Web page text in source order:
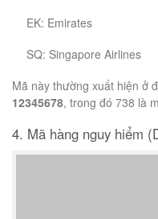
EK: Emirates
SQ: Singapore Airlines
Mã này thường xuất hiện ở
12345678, trong đó 738 là
4. Mã hàng nguy hiểm